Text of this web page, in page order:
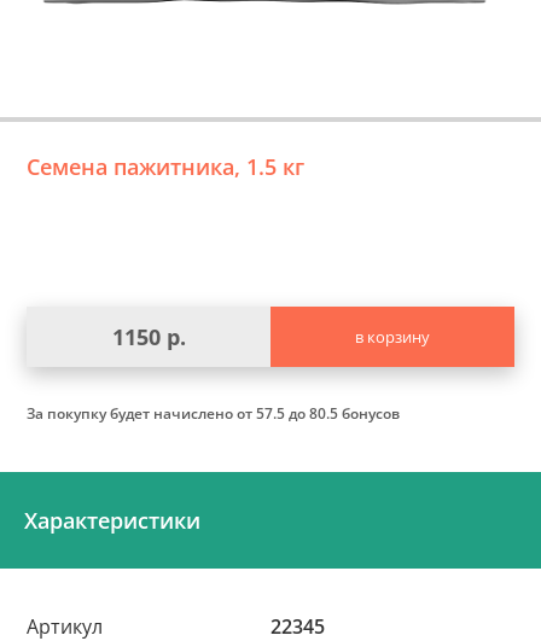
Семена пажитника, 1.5 кг
1150 р. в корзину
За покупку будет начисленоот 57.5 до 80.5 бонусов
Характеристики
Артикул
22345